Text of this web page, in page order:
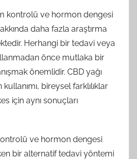
kontrolü ve hormon dengesi
daha fazla araştırma
Herhangi bir tedavi veya
önce mutlaka bir
önemlidir. CBD yağı
bireysel farklılıklar
için aynı sonuçları
ve hormon dengesi
bir alternatif tedavi yöntemi